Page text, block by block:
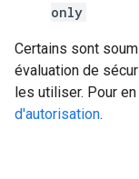
only
Certains sont
évaluation de
les utiliser. Pour
d'autorisation.